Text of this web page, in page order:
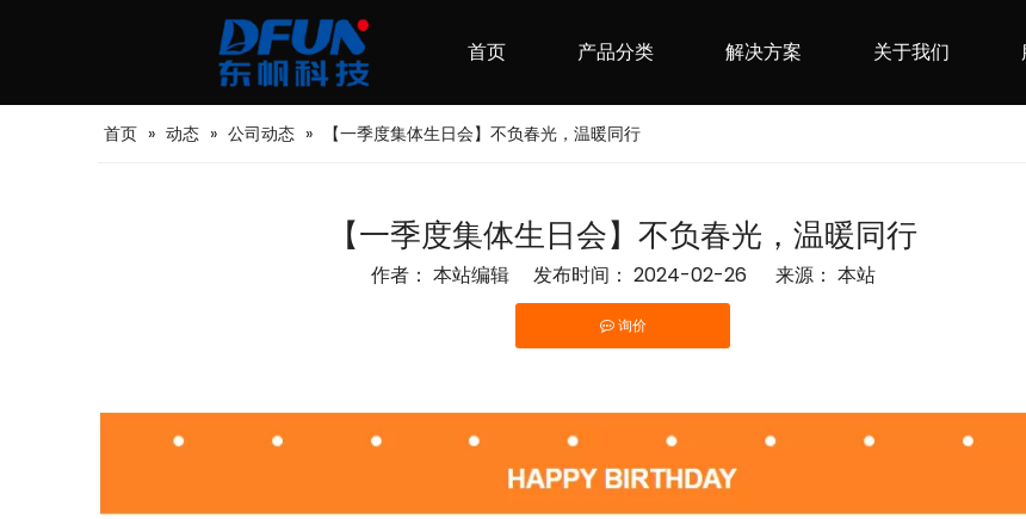
首页 产品分类 解决方案 关于我们
首页 » 动态 » 公司动态 » 【一季度集体生日会】不负春光，温暖同行
【一季度集体生日会】不负春光，温暖同行
作者： 本站编辑 发布时间： 2024-02-26 来源： 本站
询价